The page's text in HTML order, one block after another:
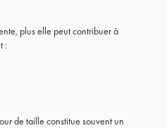
plus elle peut contribuer à
:
de taille constitue souvent un